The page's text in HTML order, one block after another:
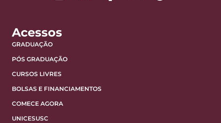
Acessos
GRADUAÇÃO
PÓS GRADUAÇÃO
CURSOS LIVRES
BOLSAS E FINANCIAMENTOS
COMECE AGORA
UNICESUSC